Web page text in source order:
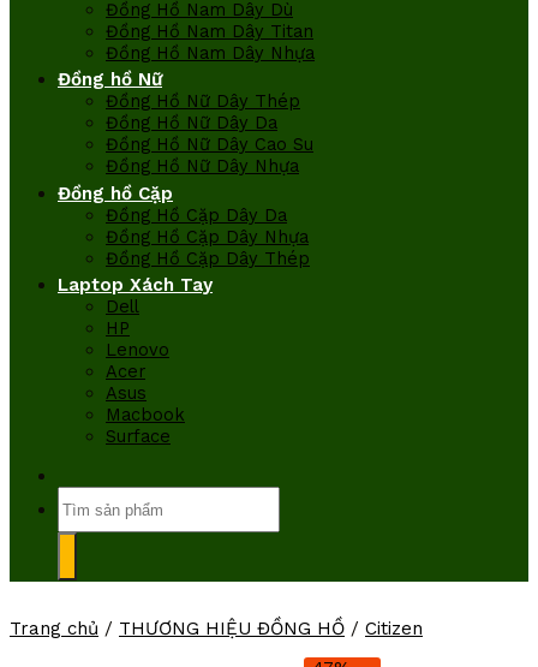
Đồng Hồ Nam Dây Dù
Đồng Hồ Nam Dây Titan
Đồng Hồ Nam Dây Nhựa
Đồng hồ Nữ
Đồng Hồ Nữ Dây Thép
Đồng Hồ Nữ Dây Da
Đồng Hồ Nữ Dây Cao Su
Đồng Hồ Nữ Dây Nhựa
Đồng hồ Cặp
Đồng Hồ Cặp Dây Da
Đồng Hồ Cặp Dây Nhựa
Đồng Hồ Cặp Dây Thép
Laptop Xách Tay
Dell
HP
Lenovo
Acer
Asus
Macbook
Surface
kiếm:
Trang chủ / THƯƠNG HIỆU ĐỒNG HỒ / Citizen